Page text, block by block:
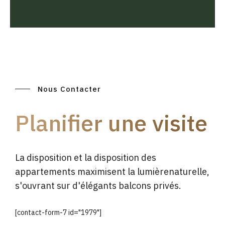
Nous Contacter
Planifier une visite
La disposition et la disposition des
appartements maximisent la lumièrenaturelle,
s'ouvrant sur d'élégants balcons privés.
[contact-form-7 id="1979"]